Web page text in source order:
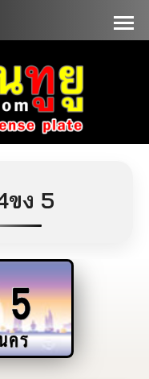
ขง 5
5
คร